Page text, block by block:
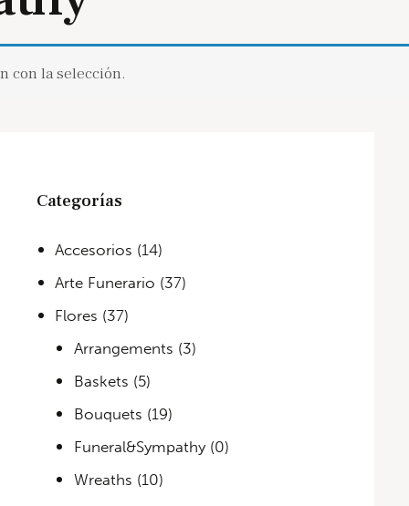
con la selección.
Categorías
Accesorios (14)
Arte Funerario (37)
Flores (37)
Arrangements (3)
Baskets (5)
Bouquets (19)
Funeral&Sympathy (0)
Wreaths (10)